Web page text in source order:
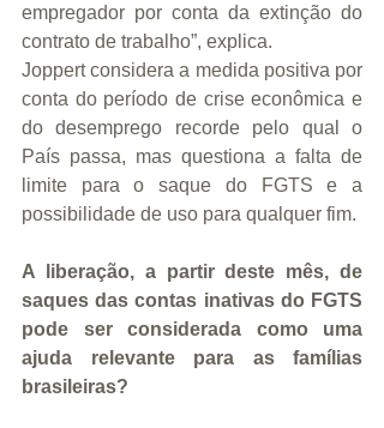
empregador por conta da extinção do
contrato de trabalho”, explica.
Joppert considera a medida positiva por
conta do período de crise econômica e
do desemprego recorde pelo qual o
País passa, mas questiona a falta de
limite para o saque do FGTS e a
possibilidade de uso para qualquer fim.
A liberação, a partir deste mês, de
saques das contas inativas do FGTS
pode ser considerada como uma
ajuda relevante para as famílias
brasileiras?